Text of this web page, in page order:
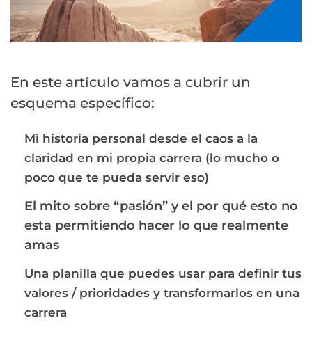
En este artículo vamos a cubrir un
esquema específico:
Mi historia personal desde el caos a la
claridad en mi propia carrera (lo mucho o
poco que te pueda servir eso)
El mito sobre “pasión” y el por qué esto no
esta permitiendo hacer lo que realmente
amas
Una planilla que puedes usar para definir tus
valores / prioridades y transformarlos en una
carrera